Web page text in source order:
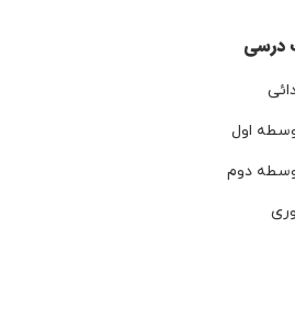
درسی
اول
دوم